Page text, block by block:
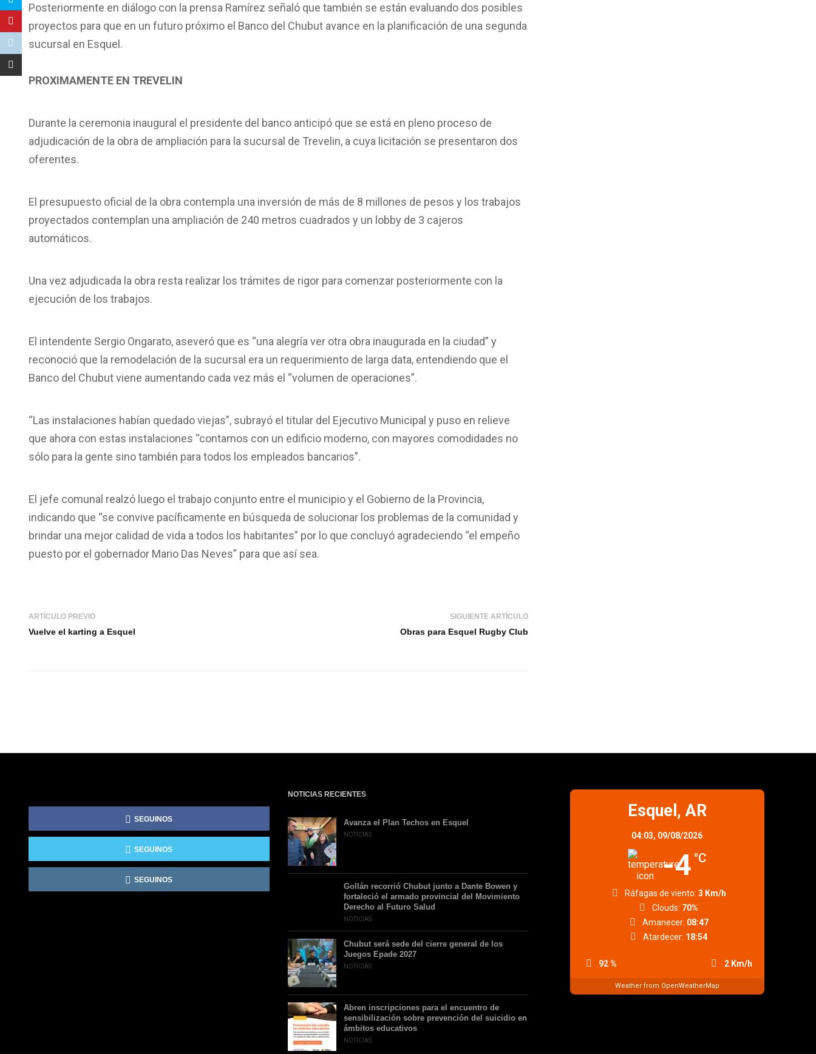
Posteriormente en diálogo con la prensa Ramírez señaló que también se están evaluando dos posibles
proyectos para que en un futuro próximo el Banco del Chubut avance en la planificación de una segunda
sucursal en Esquel.
PROXIMAMENTE EN TREVELIN
Durante la ceremonia inaugural el presidente del banco anticipó que se está en pleno proceso de
adjudicación de la obra de ampliación para la sucursal de Trevelin, a cuya licitación se presentaron dos
oferentes.
El presupuesto oficial de la obra contempla una inversión de más de 8 millones de pesos y los trabajos
proyectados contemplan una ampliación de 240 metros cuadrados y un lobby de 3 cajeros
automáticos.
Una vez adjudicada la obra resta realizar los trámites de rigor para comenzar posteriormente con la
ejecución de los trabajos.
El intendente Sergio Ongarato, aseveró que es “una alegría ver otra obra inaugurada en la ciudad” y
reconoció que la remodelación de la sucursal era un requerimiento de larga data, entendiendo que el
Banco del Chubut viene aumentando cada vez más el “volumen de operaciones”.
“Las instalaciones habían quedado viejas”, subrayó el titular del Ejecutivo Municipal y puso en relieve
que ahora con estas instalaciones “contamos con un edificio moderno, con mayores comodidades no
sólo para la gente sino también para todos los empleados bancarios”.
El jefe comunal realzó luego el trabajo conjunto entre el municipio y el Gobierno de la Provincia,
indicando que “se convive pacíficamente en búsqueda de solucionar los problemas de la comunidad y
brindar una mejor calidad de vida a todos los habitantes” por lo que concluyó agradeciendo “el empeño
puesto por el gobernador Mario Das Neves” para que así sea.
ARTÍCULO PREVIO
Vuelve el karting a Esquel
SIGUIENTE ARTÍCULO
Obras para Esquel Rugby Club
SEGUINOS
SEGUINOS
SEGUINOS
NOTICIAS RECIENTES
Avanza el Plan Techos en Esquel
NOTICIAS
Gollán recorrió Chubut junto a Dante Bowen y
fortaleció el armado provincial del Movimiento
Derecho al Futuro Salud
NOTICIAS
Chubut será sede del cierre general de los
Juegos Epade 2027
NOTICIAS
Abren inscripciones para el encuentro de
sensibilización sobre prevención del suicidio en
ámbitos educativos
NOTICIAS
Esquel, AR
04:03, 09/08/2026
-4 °C
92 % 2 Km/h
Ráfagas de viento: 3 Km/h
Clouds: 70%
Amanecer: 08:47
Atardecer: 18:54
Weather from OpenWeatherMap